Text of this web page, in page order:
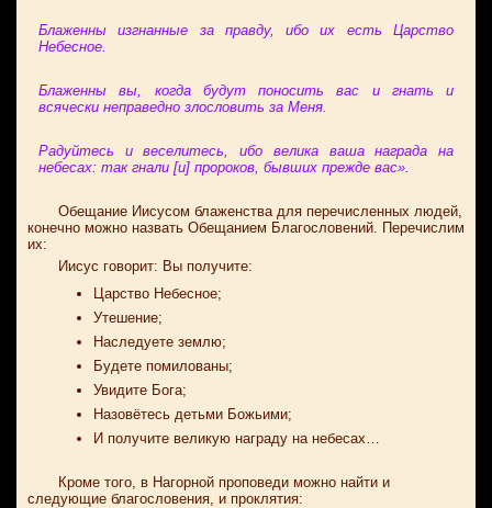
Блаженны изгнанные за правду, ибо их есть Царство
Небесное.
Блаженны вы, когда будут поносить вас и гнать и
всячески неправедно злословить за Меня.
Радуйтесь и веселитесь, ибо велика ваша награда на
небесах: так гнали [и] пророков, бывших прежде вас».
Обещание Иисусом блаженства для перечисленных людей,
конечно можно назвать Обещанием Благословений. Перечислим
их:
Иисус говорит: Вы получите:
Царство Небесное;
Утешение;
Наследуете землю;
Будете помилованы;
Увидите Бога;
Назовётесь детьми Божьими;
И получите великую награду на небесах…
Кроме того, в Нагорной проповеди можно найти и
следующие благословения, и проклятия: